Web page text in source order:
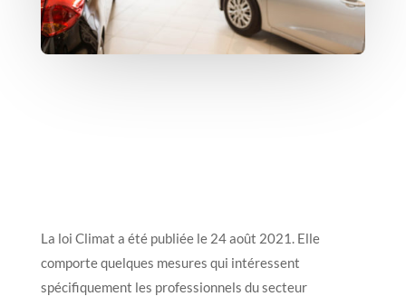
La loi Climat a été publiée le 24 août 2021. Elle
comporte quelques mesures qui intéressent
spécifiquement les professionnels du secteur